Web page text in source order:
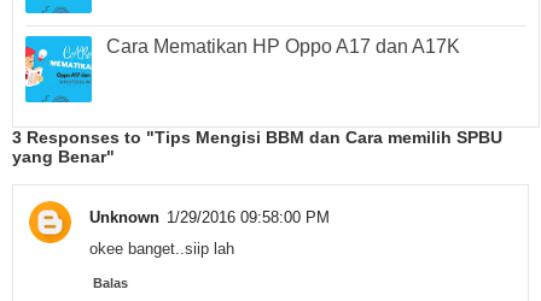
Cara Mematikan HP Oppo A17 dan A17K
3 Responses to "Tips Mengisi BBM dan Cara memilih SPBU
yang Benar"
Unknown 1/29/2016 09:58:00 PM
okee banget..siip lah
Balas